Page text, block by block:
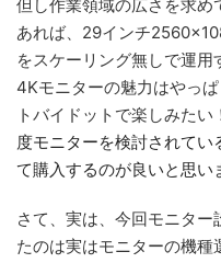
但し作業領域の広さを求
あれば、29インチ
をスケーリング無しで運用
4Kモニターの魅力はやっ
トバイドットで楽しみたい
度モニターを検討されてい
て購入するのが良いと思い
さて、実は、今回モニタ
たのは実はモニターの機